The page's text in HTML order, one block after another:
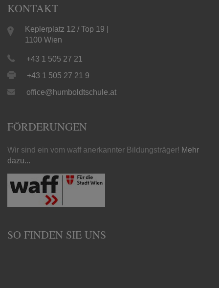
KONTAKT
Keplerplatz 12 / Top 19 |
1100 Wien
+43 1 505 27 21
+43 1 505 27 21 9
office@humboldtschule.at
FÖRDERUNGEN
Wir sind ein vom waff anerkannter Bildungsträger! Mehr
dazu...
SO FINDEN SIE UNS